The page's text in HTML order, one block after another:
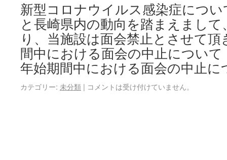
新型コロナウイルス感染症につ
と長崎県内の動向を踏まえまして
り、当施設は面会禁止とさせて
間中における面会の中止について
年始期間中における面会の中止に
カテゴリー: 未分類 | コメントは受け付けていません。